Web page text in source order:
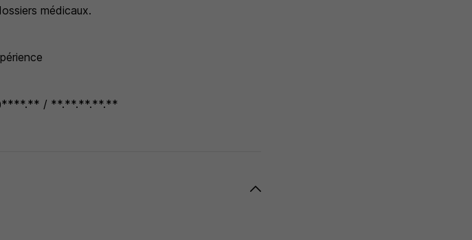
médicaux.
/ **.**.**.**.**